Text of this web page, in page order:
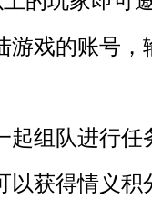
游戏的账号
组队进行任
以获得情义